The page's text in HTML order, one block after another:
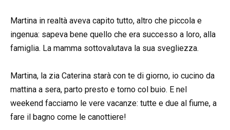
Martina in realtà aveva capito tutto, altro che piccola e
ingenua: sapeva bene quello che era successo a loro, alla
famiglia. La mamma sottovalutava la sua svegliezza.
Martina, la zia Caterina starà con te di giorno, io cucino da
mattina a sera, parto presto e torno col buio. E nel
weekend facciamo le vere vacanze: tutte e due al fiume, a
fare il bagno come le canottiere!